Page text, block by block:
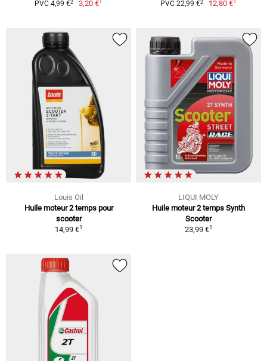
PVC 4,99 €2 3,20 € PVC 22,99 €2 12,80 €
Louis Oil
Huile moteur 2 temps pour
scooter
14,99 €1
LIQUI MOLY
Huile moteur 2 temps Synth
Scooter
23,99 €1